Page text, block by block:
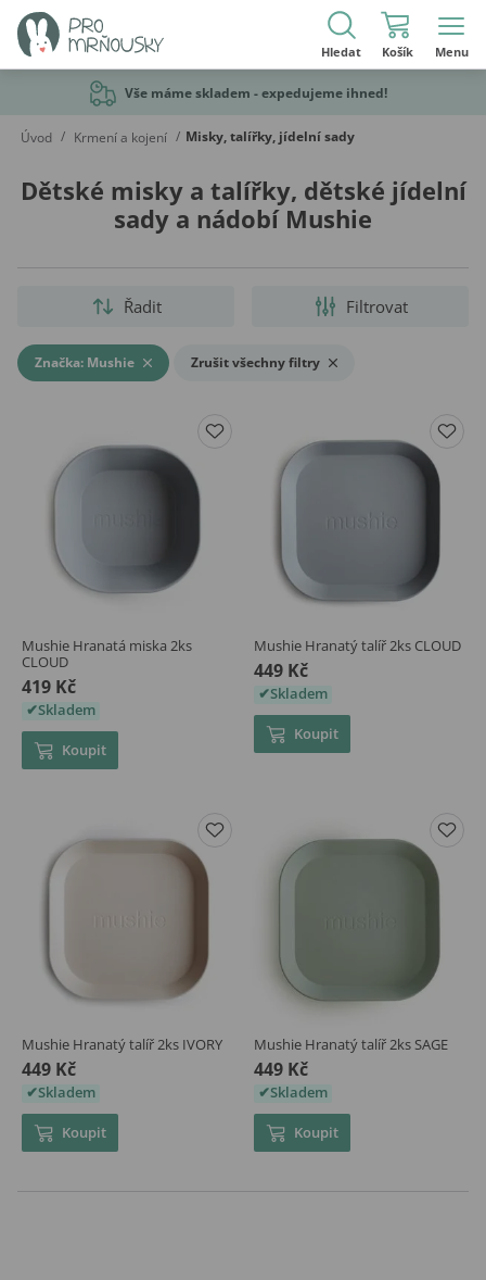
Hledat Košík Menu
Vše máme skladem - expedujeme ihned!
Úvod / Krmení a kojení / Misky, talířky, jídelní sady
Dětské misky a talířky, dětské jídelní
sady a nádobí Mushie
Filtrovat
Řadit
Značka: Mushie Zrušit všechny filtry
Mushie Hranatá miska 2ks
CLOUD
419 Kč
Skladem
Koupit
Mushie Hranatý talíř 2ks CLOUD
449 Kč
Skladem
Koupit
Mushie Hranatý talíř 2ks IVORY
449 Kč
Skladem
Koupit
Mushie Hranatý talíř 2ks SAGE
449 Kč
Skladem
Koupit